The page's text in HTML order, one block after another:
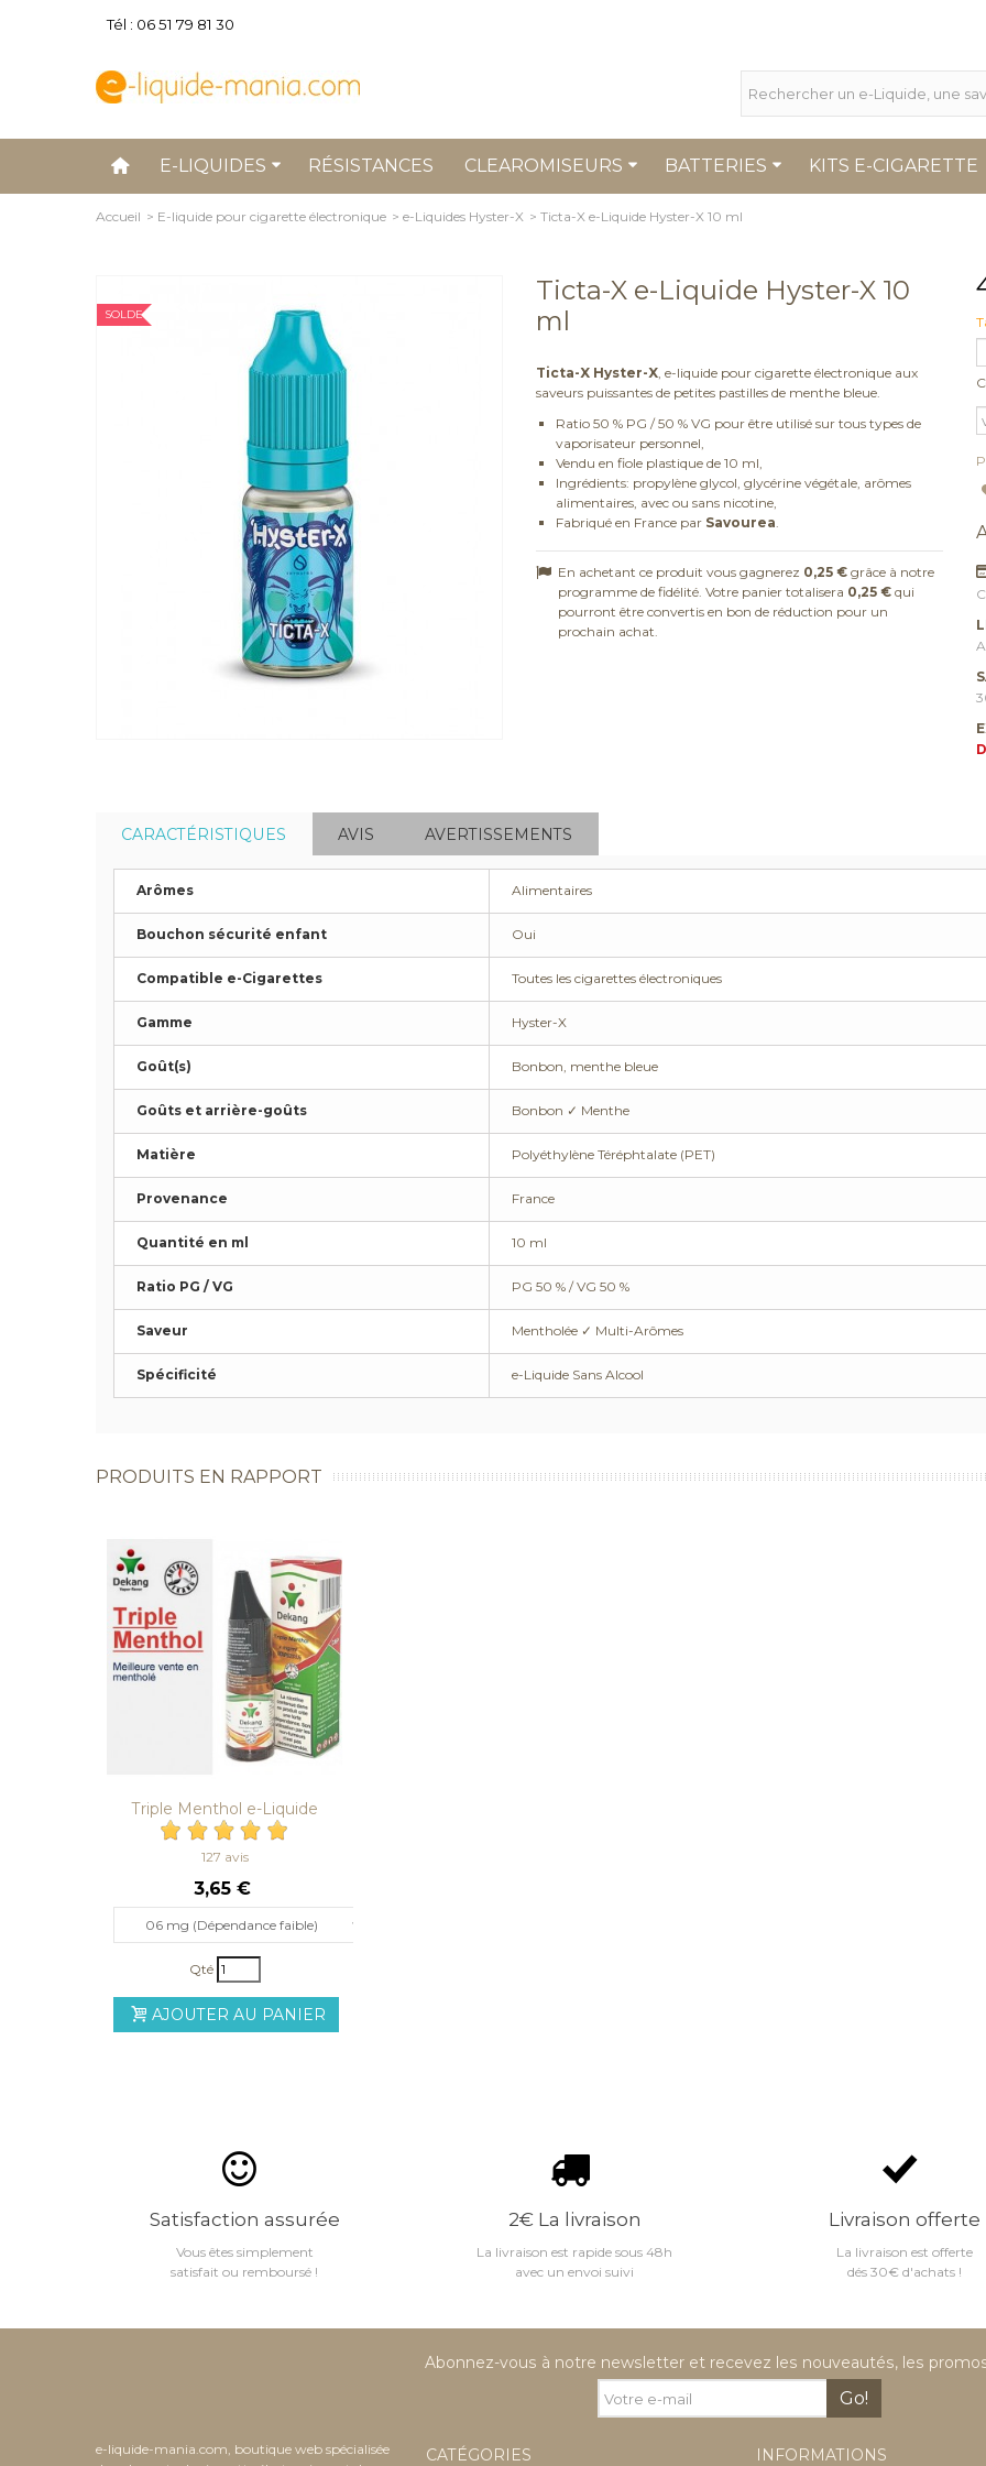
Tél : 06 51 79 81 30
E-LIQUIDES RÉSISTANCES CLEAROMISEURS BATTERIES KITS E-CIGARETTE
Accueil > E-liquide pour cigarette électronique > e-Liquides Hyster-X > Ticta-X e-Liquide Hyster-X 10 ml
SOLDE
Ticta-X e-Liquide Hyster-X 10
ml
Ticta-X Hyster-X, e-liquide pour cigarette électronique aux
saveurs puissantes de petites pastilles de menthe bleue.
Ratio 50 % PG / 50 % VG pour être utilisé sur tous types de
vaporisateur personnel,
Vendu en fiole plastique de 10 ml,
Ingrédients: propylène glycol, glycérine végétale, arômes
alimentaires, avec ou sans nicotine,
Fabriqué en France par Savourea
En achetant ce produit vous gagnerez 0,25 €grâce à notre
programme de fidélité. Votre panier totalisera 0,25 €qui
pourront être convertis en bon de réduction pour un
prochain achat.
CARACTÉRISTIQUES AVIS AVERTISSEMENTS
Arômes Alimentaires
Bouchon sécurité enfant Oui
Compatible e-Cigarettes Toutes les cigarettes électroniques
Gamme Hyster-X
Goût(s) Bonbon, menthe bleue
Goûts et arrière-goûts Bonbon ✓ Menthe
Matière Polyéthylène Téréphtalate (PET)
Provenance France
Quantité en ml 10 ml
Ratio PG / VG PG 50 % / VG 50 %
Saveur Mentholée ✓ Multi-Arômes
Spécificité e-Liquide Sans Alcool
PRODUITS EN RAPPORT
Triple Menthol e-Liquide
Dekang...
127 avis
3,65 €
06 mg (Dépendance faible)
Qté
AJOUTER AU PANIER
Satisfaction assurée
Vous êtes simplement
satisfait ou remboursé !
2€ La livraison
La livraison est rapide sous 48h
avec un envoi suivi
Livraison offerte
La livraison est offerte
dés 30€ d'achats !
Abonnez-vous à notre newsletter et recevez les nouveautés, les
Go!
e-liquide-mania.com, boutique web spécialisée
CATÉGORIES INFORMATIONS